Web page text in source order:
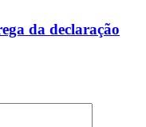
da declaração